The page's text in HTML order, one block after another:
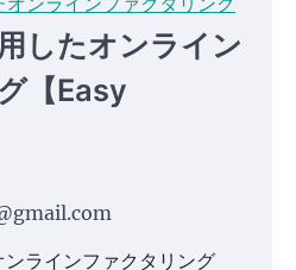
したオンライン
【Easy
ラインファクタリング